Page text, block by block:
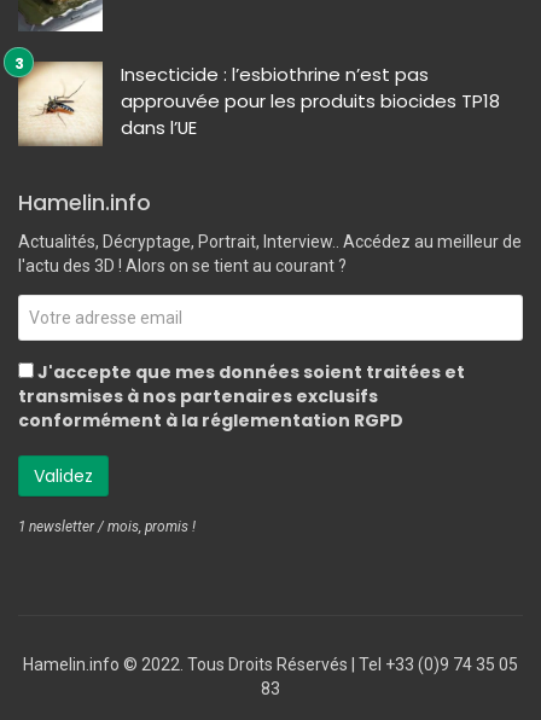
Insecticide : l’esbiothrine n’est pas
approuvée pour les produits biocides TP18
dans l’UE
Hamelin.info
Actualités, Décryptage, Portrait, Interview.. Accédez au meilleur de
l'actu des 3D ! Alors on se tient au courant ?
J'accepte que mes données soient traitées et
transmises à nos partenaires exclusifs
conformément à la réglementation RGPD
1 newsletter / mois, promis !
Hamelin.info © 2022. Tous Droits Réservés ‎| Tel +33 (0)9 74 35 05
83